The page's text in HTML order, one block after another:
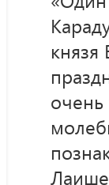
очень